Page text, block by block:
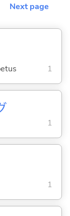
Next page
1
1
1